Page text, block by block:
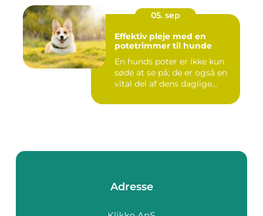
05. sep
Effektiv pleje med en
potetrimmer til hunde
En hunds poter er ikke kun
søde at se på; de er også en
vital del af dens daglige...
Adresse